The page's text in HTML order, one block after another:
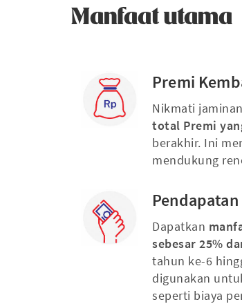
Manfaat utama
Premi
Nikmati
total Premi
berakhir. Ini
mendukung
Dapatkan
sebesar 25%
tahun ke-6
digunakan
seperti biaya